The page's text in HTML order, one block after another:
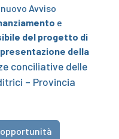
Avviso
e
del progetto di
della
conciliative delle
– Provincia